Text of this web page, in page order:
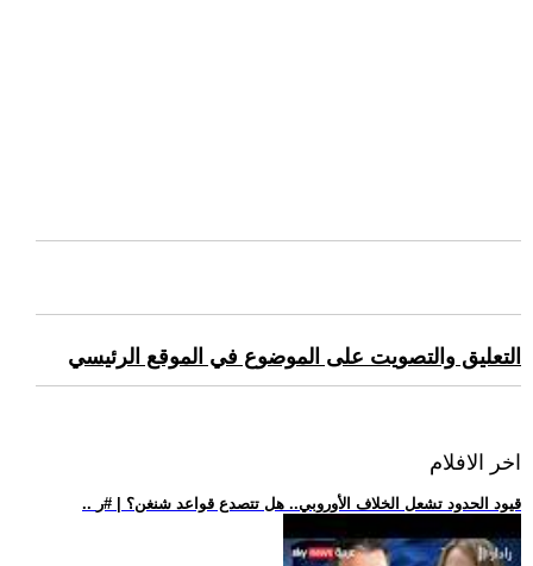
التعليق والتصويت على الموضوع في الموقع الرئيسي
اخر الافلام
.. قيود الحدود تشعل الخلاف الأوروبي.. هل تتصدع قواعد شنغن؟ | #ر